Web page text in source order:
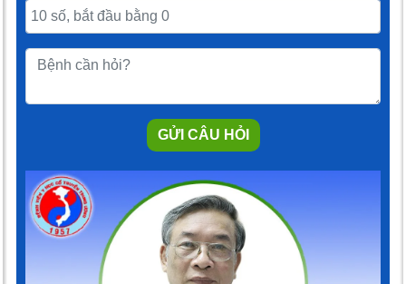
GỬI CÂU HỎI